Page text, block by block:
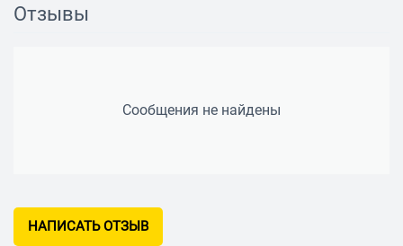
Отзывы
Сообщения не найдены
НАПИСАТЬ ОТЗЫВ